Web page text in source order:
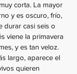
corta. La mayor
y es oscuro, frío,
durar casi seis o
viene la primavera
y es tan veloz.
largo, aparece el
quieren